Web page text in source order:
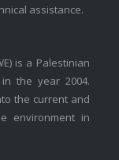
assistance.
is a Palestinian
the year 2004.
the current and
environment in